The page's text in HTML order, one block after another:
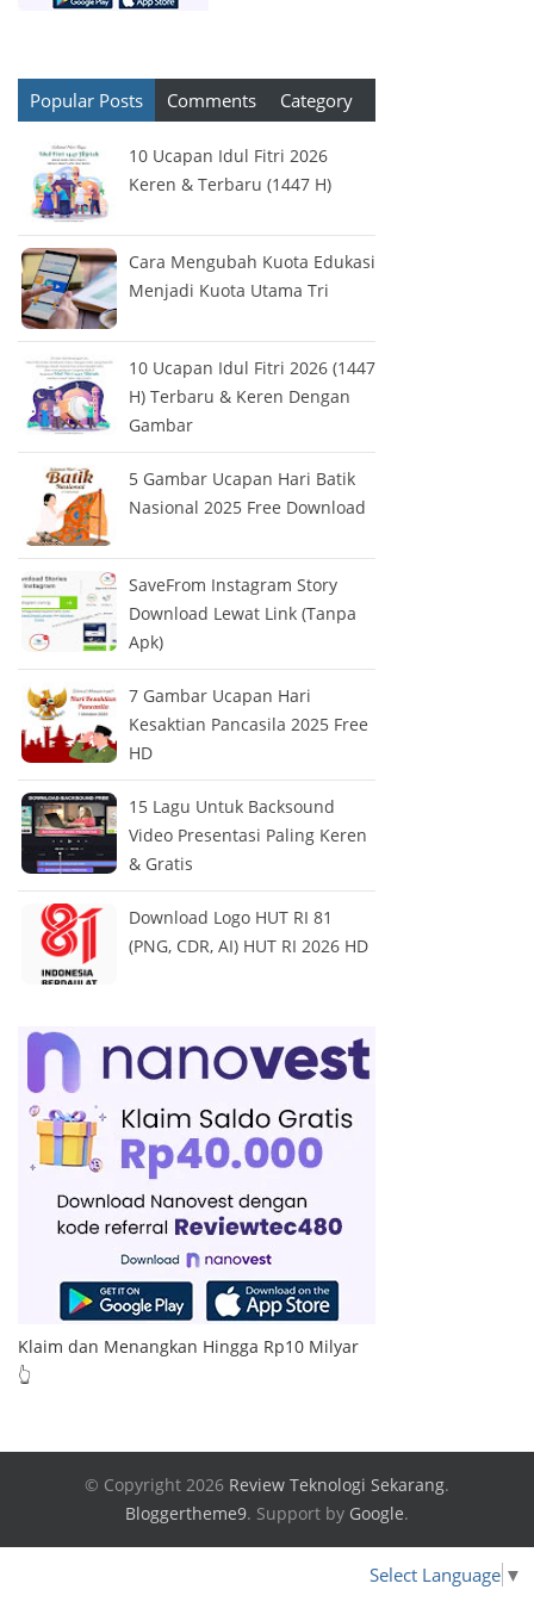
Popular Posts Comments Category
10 Ucapan Idul Fitri 2026
Keren & Terbaru (1447 H)
Cara Mengubah Kuota Edukasi
Menjadi Kuota Utama Tri
10 Ucapan Idul Fitri 2026 (1447
H) Terbaru & Keren Dengan
Gambar
5 Gambar Ucapan Hari Batik
Nasional 2025 Free Download
SaveFrom Instagram Story
Download Lewat Link (Tanpa
Apk)
7 Gambar Ucapan Hari
Kesaktian Pancasila 2025 Free
HD
15 Lagu Untuk Backsound
Video Presentasi Paling Keren
& Gratis
Download Logo HUT RI 81
(PNG, CDR, AI) HUT RI 2026 HD
Klaim dan Menangkan Hingga Rp10 Milyar
👆
© Copyright 2026 Review Teknologi Sekarang.
Bloggertheme9. Support by Google.
Select Language ▼